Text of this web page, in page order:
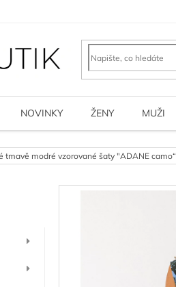
NOVINKY ŽENY MUŽI
tmavě modré vzorované šaty "ADANE camo“